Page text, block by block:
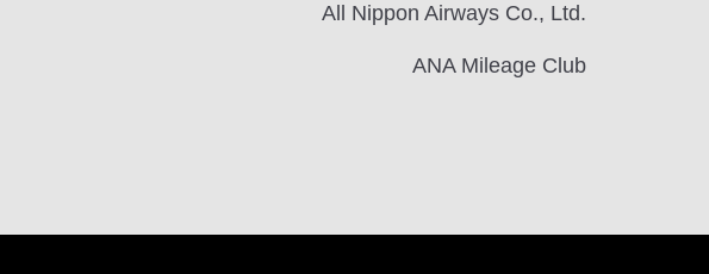
All Nippon Airways Co., Ltd.
ANA Mileage Club